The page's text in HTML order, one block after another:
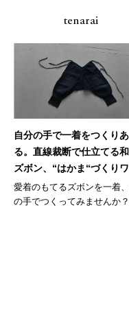
tenarai
自分の手で一着をつくり
る。直線裁断で仕立てる
ズボン、“はかま“づくり
クショップ。
愛着のもてるズボンを一着
の手でつくってみませんか